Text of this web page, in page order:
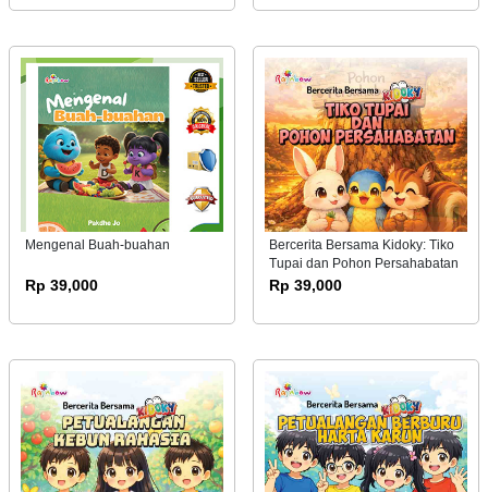
Mengenal Buah-buahan
Rp 39,000
Bercerita Bersama Kidoky: Tiko
Tupai dan Pohon Persahabatan
Rp 39,000